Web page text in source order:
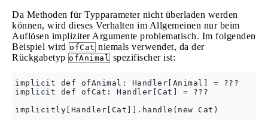
Da Methoden für Typparameter nicht überladen werden
können, wird dieses Verhalten im Allgemeinen nur beim
Auflösen impliziter Argumente problematisch. Im folgenden
Beispiel wird ofCat niemals verwendet, da der
Rückgabetyp ofAnimal spezifischer ist:
implicit def ofAnimal: Handler[Animal] = ???
implicit def ofCat: Handler[Cat] = ???